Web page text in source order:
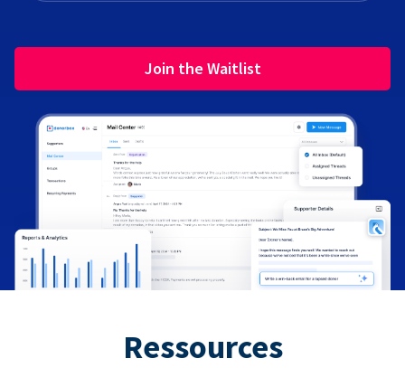
Join the Waitlist
Ressources